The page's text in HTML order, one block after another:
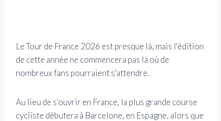
Le Tour de France 2026 est presque là, mais l'édition
de cette année ne commencera pas là où de
nombreux fans pourraient s'attendre.
Au lieu de s'ouvrir en France, la plus grande course
cycliste débutera à Barcelone, en Espagne, alors que